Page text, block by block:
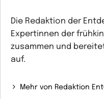
Die Redaktion der
Expertinnen der
zusammen und
auf.
Mehr von Redaktion